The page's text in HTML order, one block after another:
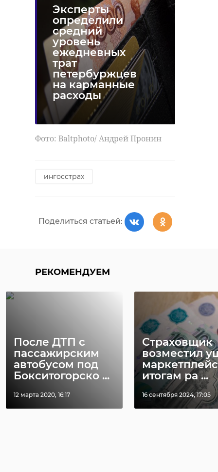
Эксперты
определили
средний
уровень
ежедневных
трат
петербуржцев
на карманные
расходы
Фото: Baltphoto/ Андрей Пронин
ингосстрах
Поделиться статьей:
РЕКОМЕНДУЕМ
После ДТП с
пассажирским
автобусом под
Бокситогорско ...
12 марта 2020, 16:17
Страховщик
возместил
итогам ра ...
16 сентября 2024, 17:05